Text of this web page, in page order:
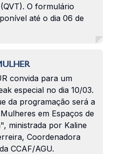
O formulário
até o dia 06 de
convida para um
especial no dia 10/03.
da programação será a
em Espaços de
ministrada por Kaline
Coordenadora
CCAF/AGU.